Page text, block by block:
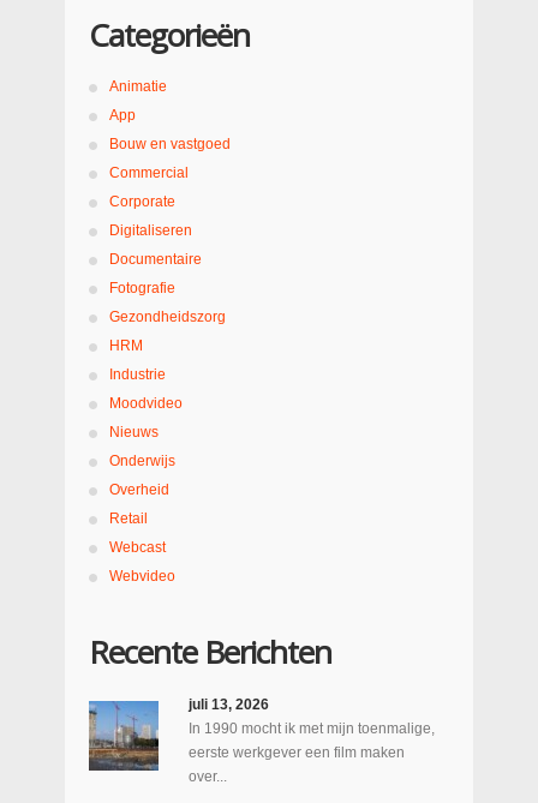
Categorieën
Animatie
App
Bouw en vastgoed
Commercial
Corporate
Digitaliseren
Documentaire
Fotografie
Gezondheidszorg
HRM
Industrie
Moodvideo
Nieuws
Onderwijs
Overheid
Retail
Webcast
Webvideo
Recente Berichten
juli 13, 2026
In 1990 mocht ik met mijn toenmalige,
eerste werkgever een film maken
over...